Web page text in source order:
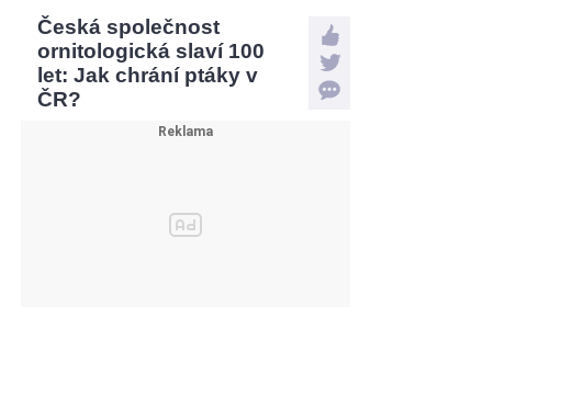
Česká společnost
ornitologická slaví 100
let: Jak chrání ptáky v
ČR?